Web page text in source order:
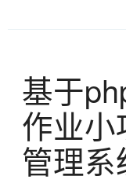
基于
作业
管理系